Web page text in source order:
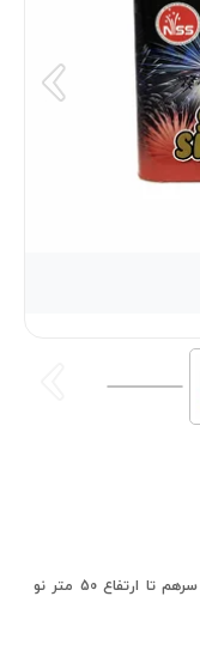
پس از روشن نمودن فیتیله به صورت پشت سرهم تا ارتفاع 50 متر نو